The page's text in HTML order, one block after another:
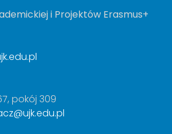
i Projektów Erasmus+
pokój 309